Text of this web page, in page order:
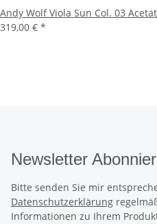
Andy Wolf Viola Sun Col. 03
319,00 € *
Newsletter
Bitte senden Sie mir
Datenschutzerklärung
Informationen zu Ihrem